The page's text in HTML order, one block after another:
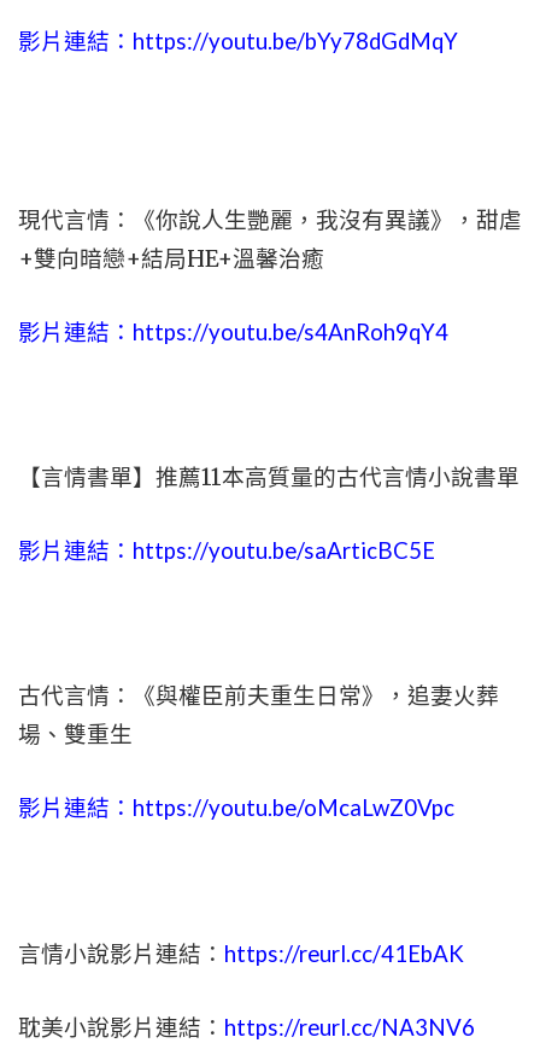
影片連結： https://youtu.be/bYy78dGdMqY
現代言情：《你說人生艷麗，我沒有異議》，甜虐
+雙向暗戀+結局HE+溫馨治癒
影片連結： https://youtu.be/s4AnRoh9qY4
【言情書單】推薦11本高質量的古代言情小說書單
影片連結： https://youtu.be/saArticBC5E
古代言情：《與權臣前夫重生日常》，追妻火葬
場、雙重生
影片連結： https://youtu.be/oMcaLwZ0Vpc
言情小說影片連結： https://reurl.cc/41EbAK
耽美小說影片連結： https://reurl.cc/NA3NV6